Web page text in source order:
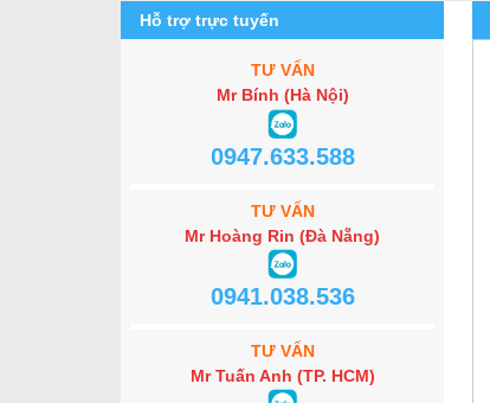
Hỗ trợ trực tuyến
TƯ VẤN
Mr Bính (Hà Nội)
0947.633.588
TƯ VẤN
Mr Hoàng Rin (Đà Nẵng)
0941.038.536
TƯ VẤN
Mr Tuấn Anh (TP. HCM)